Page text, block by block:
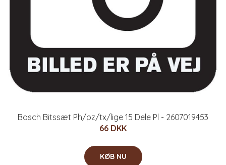
Bosch Bitssæt Ph/pz/tx/lige 15 Dele Pl - 2607019453
66 DKK
KØB NU